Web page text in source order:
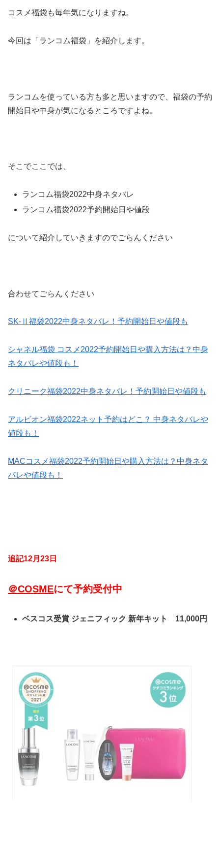
コスメ福袋も毎年気になりますね。
今回は「ランコム福袋」を紹介します。
ランコムを使っている方も多と思いますので、福袋の予約
開始日や中身が気になるところですよね。
そこでここでは、
ランコム福袋2022中身ネタバレ
ランコム福袋2022予約開始日や値段
について紹介していきますのでごらんください
合わせてごらんください
SK-Ⅱ福袋2022中身ネタバレ！予約開始日や値段も
シャネル福袋 コスメ2022予約開始日や購入方法は？中身
ネタバレや値段も！
クリニーク福袋2022中身ネタバレ！予約開始日や値段も
アルビオン福袋2022ネット予約はどこ？ 中身ネタバレや
値段も！
MACコスメ福袋2022予約開始日や購入方法は？中身ネタ
バレや値段も！
追記12月23日
＠COSMEにて予約受付中
ベスコス受賞 ジェニフィック 新年キット 11,000円